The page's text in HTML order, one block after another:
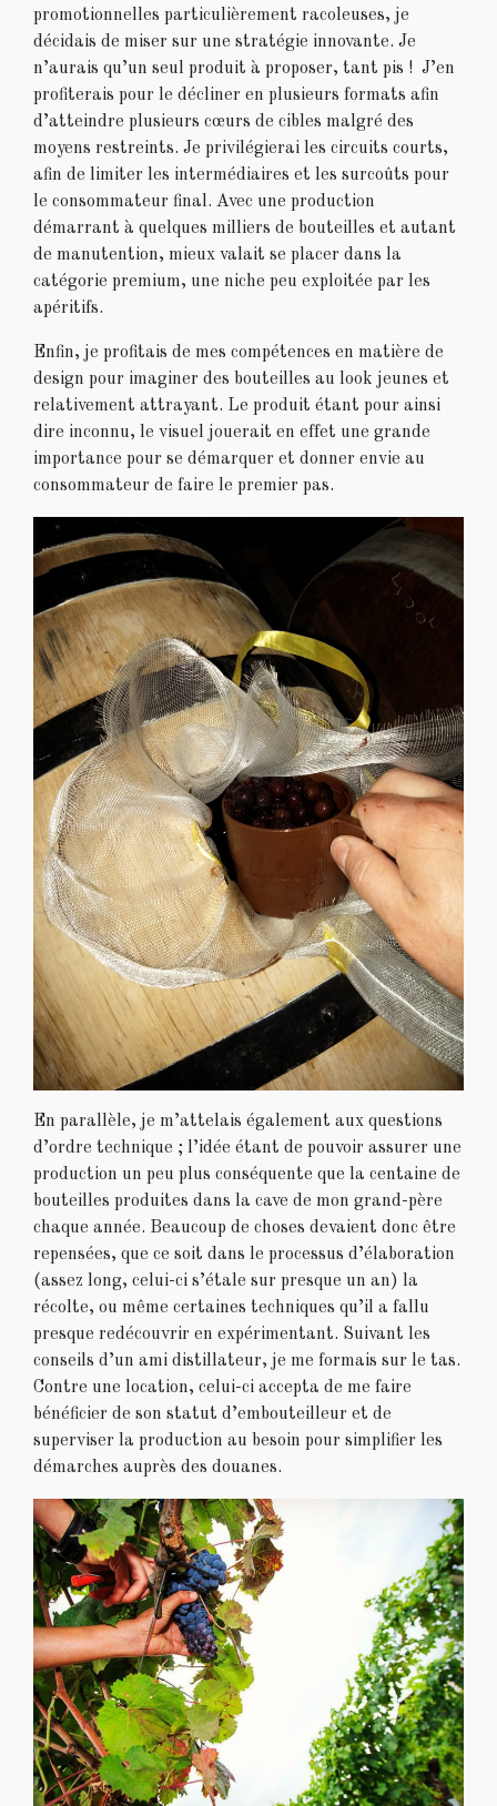
promotionnelles particulièrement racoleuses, je
décidais de miser sur une stratégie innovante. Je
n’aurais qu’un seul produit à proposer, tant pis ! J’en
profiterais pour le décliner en plusieurs formats afin
d’atteindre plusieurs cœurs de cibles malgré des
moyens restreints. Je privilégierai les circuits courts,
afin de limiter les intermédiaires et les surcoûts pour
le consommateur final. Avec une production
démarrant à quelques milliers de bouteilles et autant
de manutention, mieux valait se placer dans la
catégorie premium, une niche peu exploitée par les
apéritifs.
Enfin, je profitais de mes compétences en matière de
design pour imaginer des bouteilles au look jeunes et
relativement attrayant. Le produit étant pour ainsi
dire inconnu, le visuel jouerait en effet une grande
importance pour se démarquer et donner envie au
consommateur de faire le premier pas.
En parallèle, je m’attelais également aux questions
d’ordre technique ; l’idée étant de pouvoir assurer une
production un peu plus conséquente que la centaine de
bouteilles produites dans la cave de mon grand-père
chaque année. Beaucoup de choses devaient donc être
repensées, que ce soit dans le processus d’élaboration
(assez long, celui-ci s’étale sur presque un an) la
récolte, ou même certaines techniques qu’il a fallu
presque redécouvrir en expérimentant. Suivant les
conseils d’un ami distillateur, je me formais sur le tas.
Contre une location, celui-ci accepta de me faire
bénéficier de son statut d’embouteilleur et de
superviser la production au besoin pour simplifier les
démarches auprès des douanes.